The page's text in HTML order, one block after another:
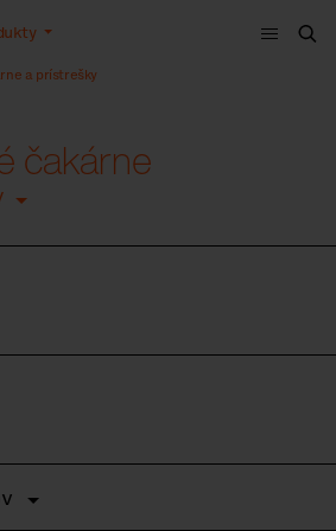
Menu
a prístrešky
čakárne